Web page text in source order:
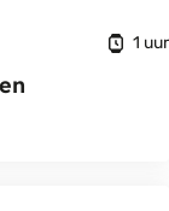
1 uur